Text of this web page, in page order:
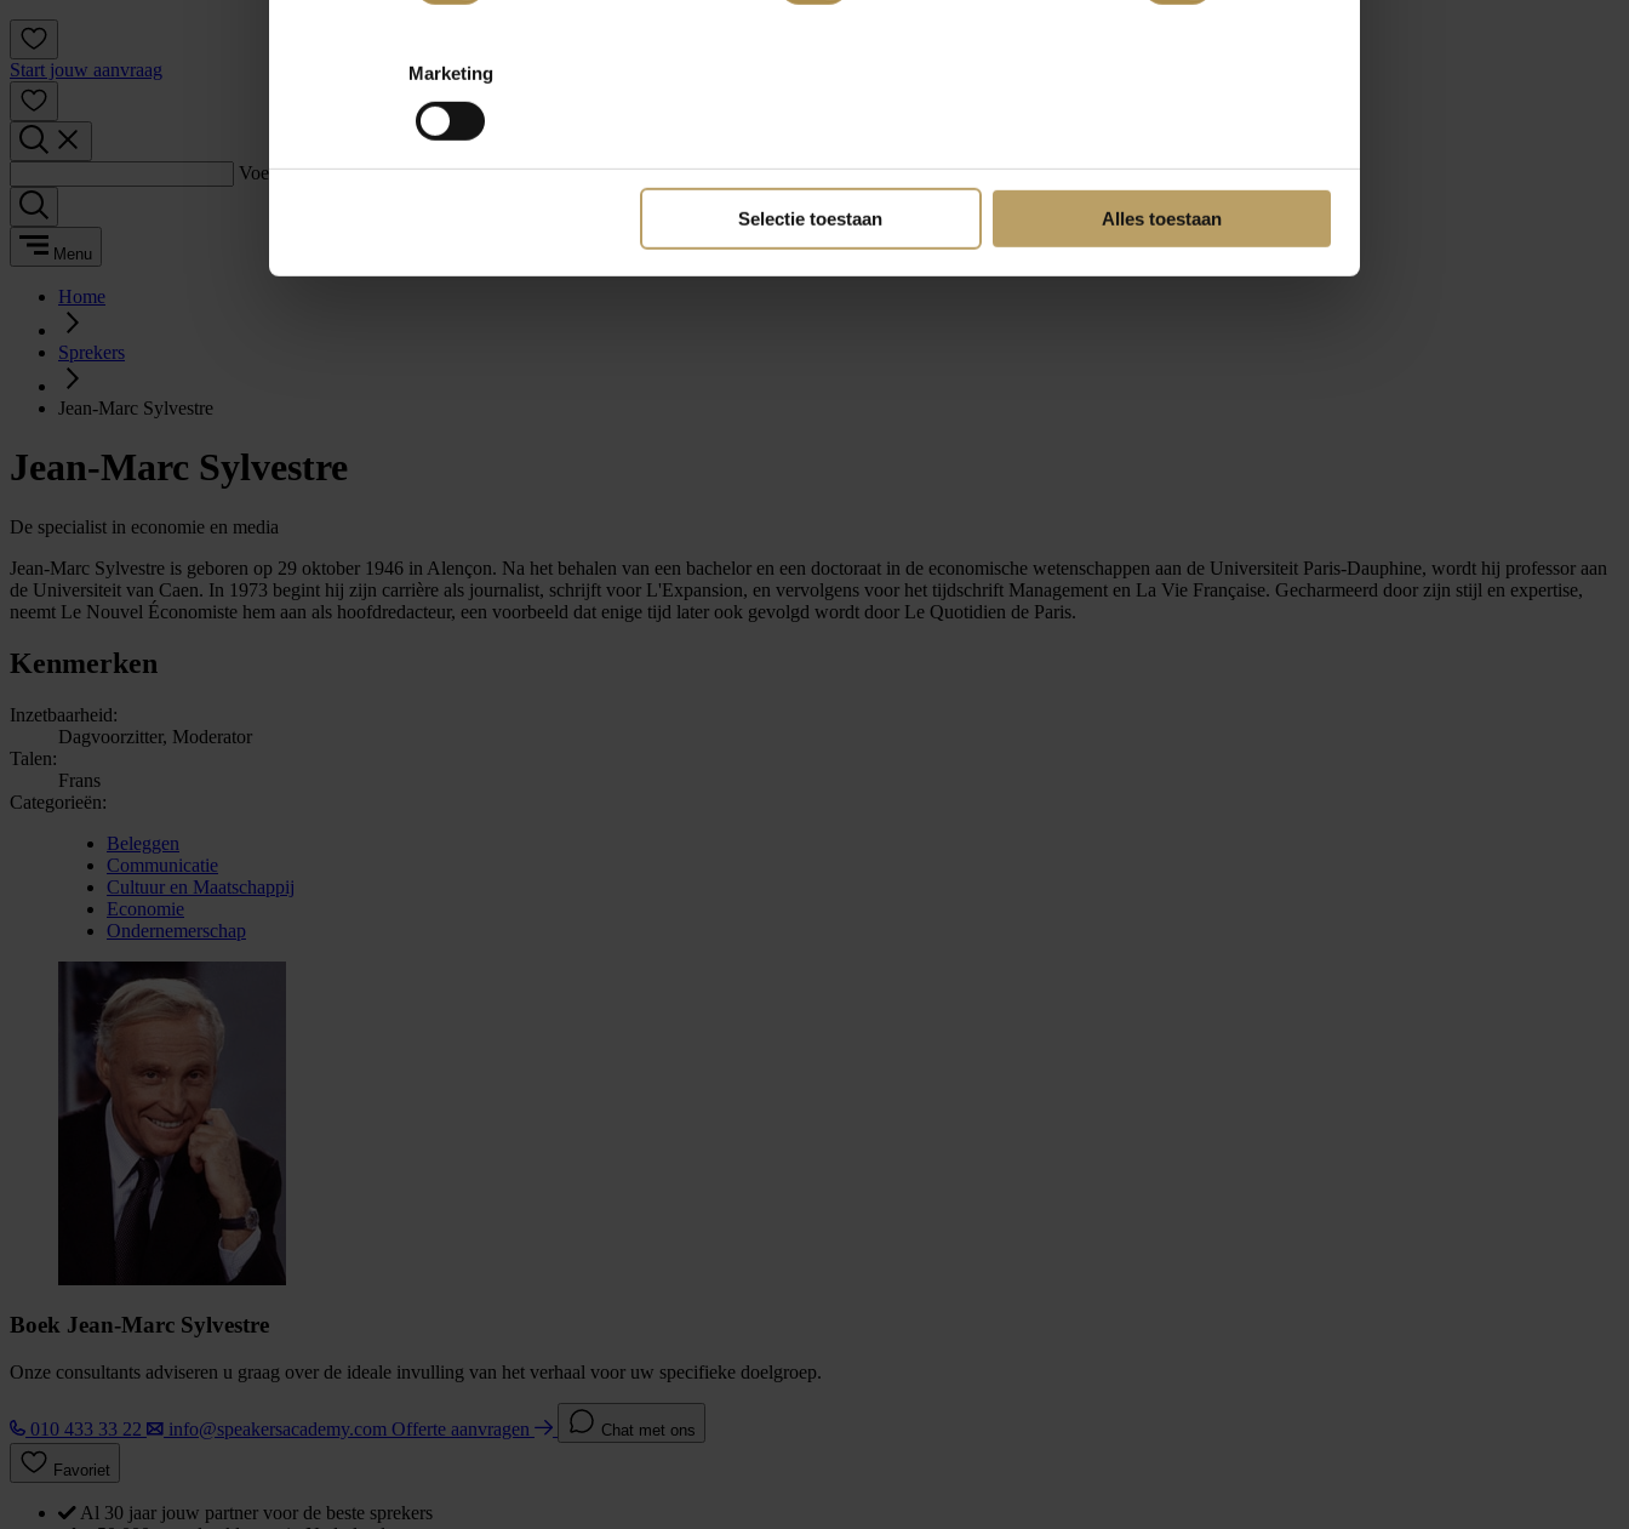
Marketing
Selectie toestaan Alles toestaan
Start jouw aanvraag
Voer een zoekterm in:
Menu
Home
Sprekers
Jean-Marc Sylvestre
Jean-Marc Sylvestre
De specialist in economie en media
Jean-Marc Sylvestre is geboren op 29 oktober 1946 in Alençon. Na het behalen van een bachelor en een doctoraat in de economische wetenschappen aan de Universiteit Paris-Dauphine, wordt hij professor aan
de Universiteit van Caen. In 1973 begint hij zijn carrière als journalist, schrijft voor L'Expansion, en vervolgens voor het tijdschrift Management en La Vie Française. Gecharmeerd door zijn stijl en expertise,
neemt Le Nouvel Économiste hem aan als hoofdredacteur, een voorbeeld dat enige tijd later ook gevolgd wordt door Le Quotidien de Paris.
Kenmerken
Inzetbaarheid:
Dagvoorzitter, Moderator
Talen:
Frans
Categorieën:
Beleggen
Communicatie
Cultuur en Maatschappij
Economie
Ondernemerschap
Boek Jean-Marc Sylvestre
Onze consultants adviseren u graag over de ideale invulling van het verhaal voor uw specifieke doelgroep.
010 433 33 22 info@speakersacademy.com Offerte aanvragen Chat met ons
Favoriet
Al 30 jaar jouw partner voor de beste sprekers